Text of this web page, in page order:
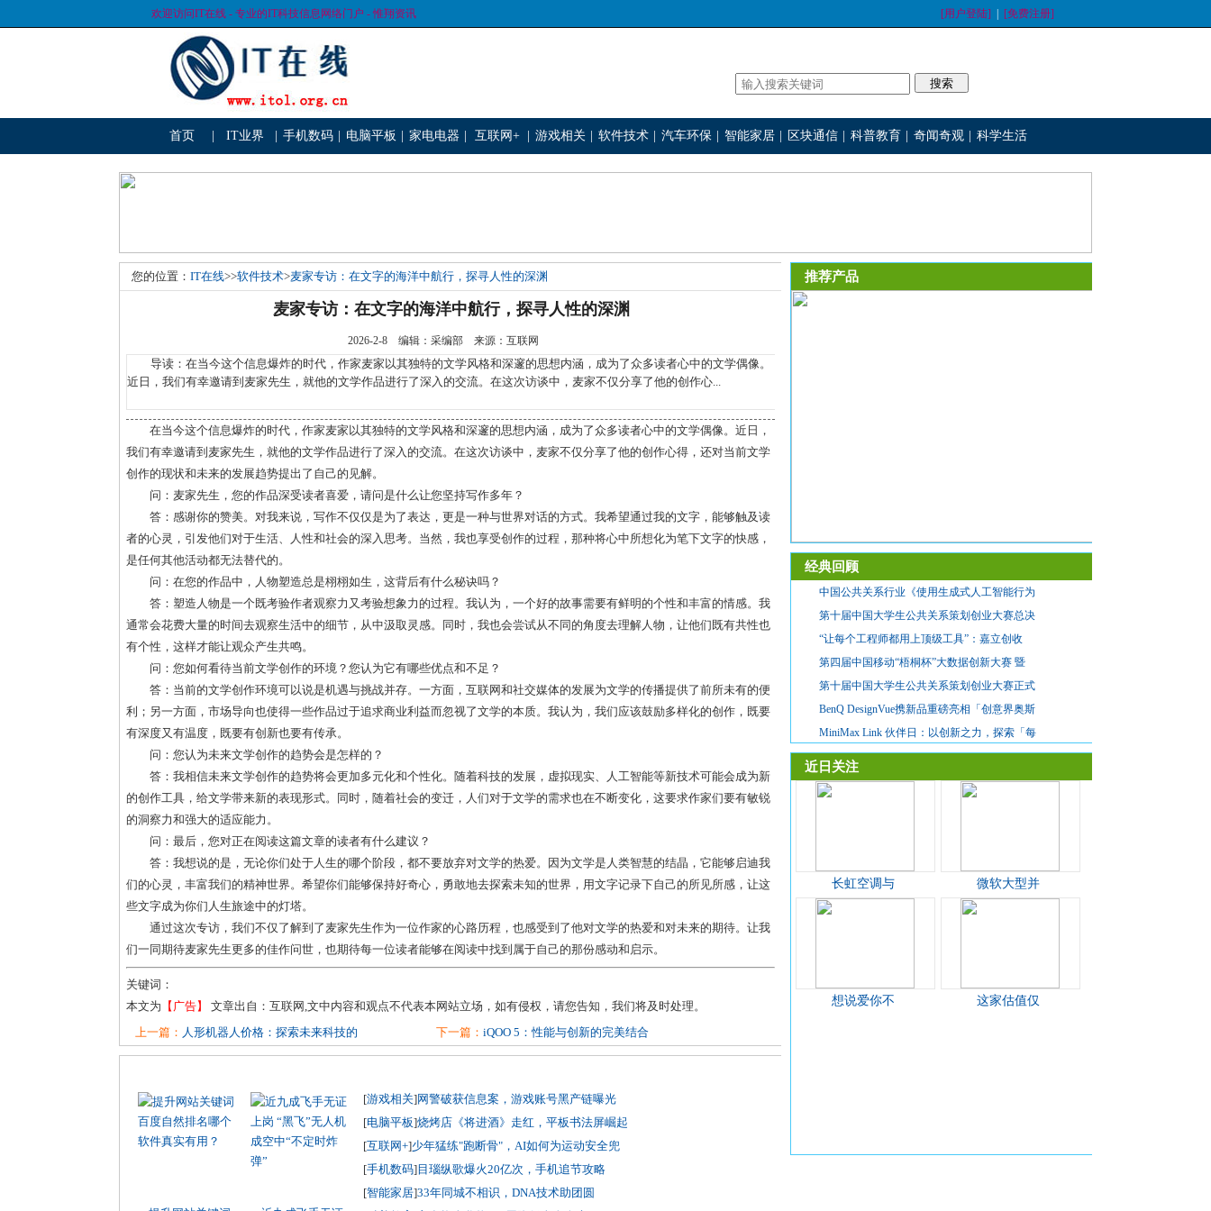
欢迎访问IT在线 - 专业的IT科技信息网络门户 - 惟翔资讯 [用户登陆] [免费注册]
首页 IT业界 手机数码 电脑平板 家电电器 互联网+ 游戏相关 软件技术 汽车环保 智能家居 区块通信 科普教育 奇闻奇观 科学生活
您的位置： IT在线>>软件技术>麦家专访：在文字的海洋中航行，探寻人性的深渊
麦家专访：在文字的海洋中航行，探寻人性的深渊
2026-2-8 编辑：采编部 来源：互联网
导读：在当今这个信息爆炸的时代，作家麦家以其独特的文学风格和深邃的思想内涵，成为了众多读者心中的文学偶像。
近日，我们有幸邀请到麦家先生，就他的文学作品进行了深入的交流。在这次访谈中，麦家不仅分享了他的创作心...
在当今这个信息爆炸的时代，作家麦家以其独特的文学风格和深邃的思想内涵，成为了众多读者心中的文学偶像。近日，
我们有幸邀请到麦家先生，就他的文学作品进行了深入的交流。在这次访谈中，麦家不仅分享了他的创作心得，还对当前文学
创作的现状和未来的发展趋势提出了自己的见解。
问：麦家先生，您的作品深受读者喜爱，请问是什么让您坚持写作多年？
答：感谢你的赞美。对我来说，写作不仅仅是为了表达，更是一种与世界对话的方式。我希望通过我的文字，能够触及读
者的心灵，引发他们对于生活、人性和社会的深入思考。当然，我也享受创作的过程，那种将心中所想化为笔下文字的快感，
是任何其他活动都无法替代的。
问：在您的作品中，人物塑造总是栩栩如生，这背后有什么秘诀吗？
答：塑造人物是一个既考验作者观察力又考验想象力的过程。我认为，一个好的故事需要有鲜明的个性和丰富的情感。我
通常会花费大量的时间去观察生活中的细节，从中汲取灵感。同时，我也会尝试从不同的角度去理解人物，让他们既有共性也
有个性，这样才能让观众产生共鸣。
问：您如何看待当前文学创作的环境？您认为它有哪些优点和不足？
答：当前的文学创作环境可以说是机遇与挑战并存。一方面，互联网和社交媒体的发展为文学的传播提供了前所未有的便
利；另一方面，市场导向也使得一些作品过于追求商业利益而忽视了文学的本质。我认为，我们应该鼓励多样化的创作，既要
有深度又有温度，既要有创新也要有传承。
问：您认为未来文学创作的趋势会是怎样的？
答：我相信未来文学创作的趋势将会更加多元化和个性化。随着科技的发展，虚拟现实、人工智能等新技术可能会成为新
的创作工具，给文学带来新的表现形式。同时，随着社会的变迁，人们对于文学的需求也在不断变化，这要求作家们要有敏锐
的洞察力和强大的适应能力。
问：最后，您对正在阅读这篇文章的读者有什么建议？
答：我想说的是，无论你们处于人生的哪个阶段，都不要放弃对文学的热爱。因为文学是人类智慧的结晶，它能够启迪我
们的心灵，丰富我们的精神世界。希望你们能够保持好奇心，勇敢地去探索未知的世界，用文字记录下自己的所见所感，让这
些文字成为你们人生旅途中的灯塔。
通过这次专访，我们不仅了解到了麦家先生作为一位作家的心路历程，也感受到了他对文学的热爱和对未来的期待。让我
们一同期待麦家先生更多的佳作问世，也期待每一位读者能够在阅读中找到属于自己的那份感动和启示。
关键词：
本文为 【广告】
文章出自：互联网,文中内容和观点不代表本网站立场，如有侵权，请您告知，我们将及时处理。
上一篇： 人形机器人价格：探索未来科技的 下一篇： iQOO 5：性能与创新的完美结合
[游戏相关]网警破获信息案，游戏账号黑产链曝光
[电脑平板]烧烤店《将进酒》走红，平板书法屏崛起
[互联网+]少年猛练"跑断骨"，AI如何为运动安全兜
[手机数码]目瑙纵歌爆火20亿次，手机追节攻略
[智能家居]33年同城不相识，DNA技术助团圆
推荐产品
经典回顾
中国公共关系行业《使用生成式人工智能行为
第十届中国大学生公共关系策划创业大赛总决
“让每个工程师都用上顶级工具”：嘉立创收
第四届中国移动“梧桐杯”大数据创新大赛 暨
第十届中国大学生公共关系策划创业大赛正式
BenQ DesignVue携新品重磅亮相「创意界奥斯
MiniMax Link 伙伴日：以创新之力，探索「每
近日关注
长虹空调与 微软大型并
想说爱你不 这家估值仅